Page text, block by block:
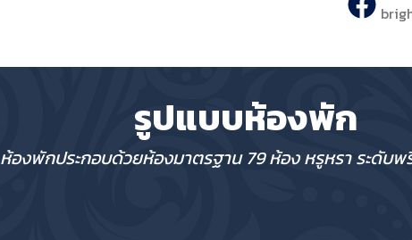
รูปแบบห้องพัก
ห้องพักประกอบด้วยห้องมาตรฐาน 79 ห้อง หรูหรา ระดับพ